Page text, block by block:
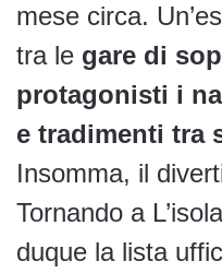
mese circa.
tra le gare di
protagonisti i
e tradimenti tra
Insomma, il
Tornando a
duque la lista